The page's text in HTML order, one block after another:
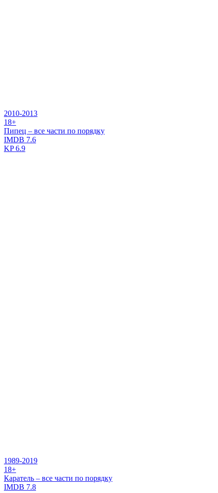
2010-2013
18+
Пипец – все части по порядку
IMDB 7.6
KP6.9
1989-2019
18+
Каратель – все части по порядку
IMDB 7.8